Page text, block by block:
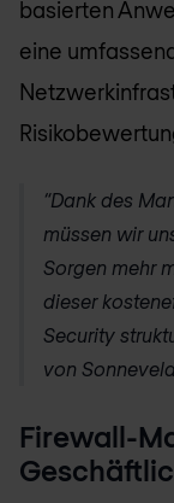
basierten
eine
“Dank des
müssen wir
Sorgen mehr
dieser
Security
von
Firewall-